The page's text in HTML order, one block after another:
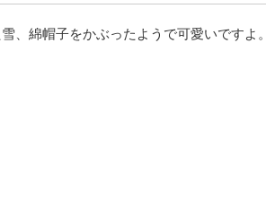
、綿帽子をかぶったようで可愛いですよ